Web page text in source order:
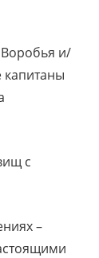
Воробья и/
капитаны
с
–